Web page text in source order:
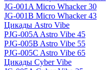
JG-001A Micro Whacker 30
JG-001B Micro Whacker 43
Цикады Astro Vibe
PJG-005A Astro Vibe 45
PJG-005B Astro Vibe 55
PJG-005C Astro Vibe 65
Цикады Cyber Vibe